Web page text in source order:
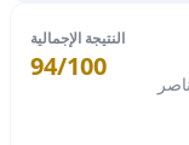
النتيجة الإجمالية
94/100